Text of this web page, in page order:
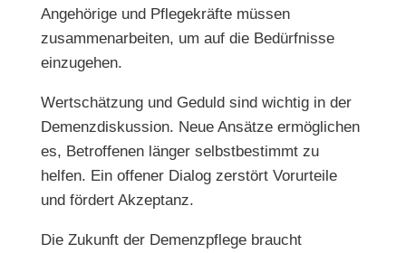
Angehörige und Pflegekräfte müssen
zusammenarbeiten, um auf die Bedürfnisse
einzugehen.
Wertschätzung und Geduld sind wichtig in der
Demenzdiskussion. Neue Ansätze ermöglichen
es, Betroffenen länger selbstbestimmt zu
helfen. Ein offener Dialog zerstört Vorurteile
und fördert Akzeptanz.
Die Zukunft der Demenzpflege braucht